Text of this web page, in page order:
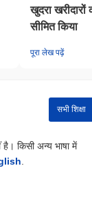
खुदरा
सीमित किया
पूरा लेख पढ़ें
सभी शिक्षा
किसी अन्य भाषा में